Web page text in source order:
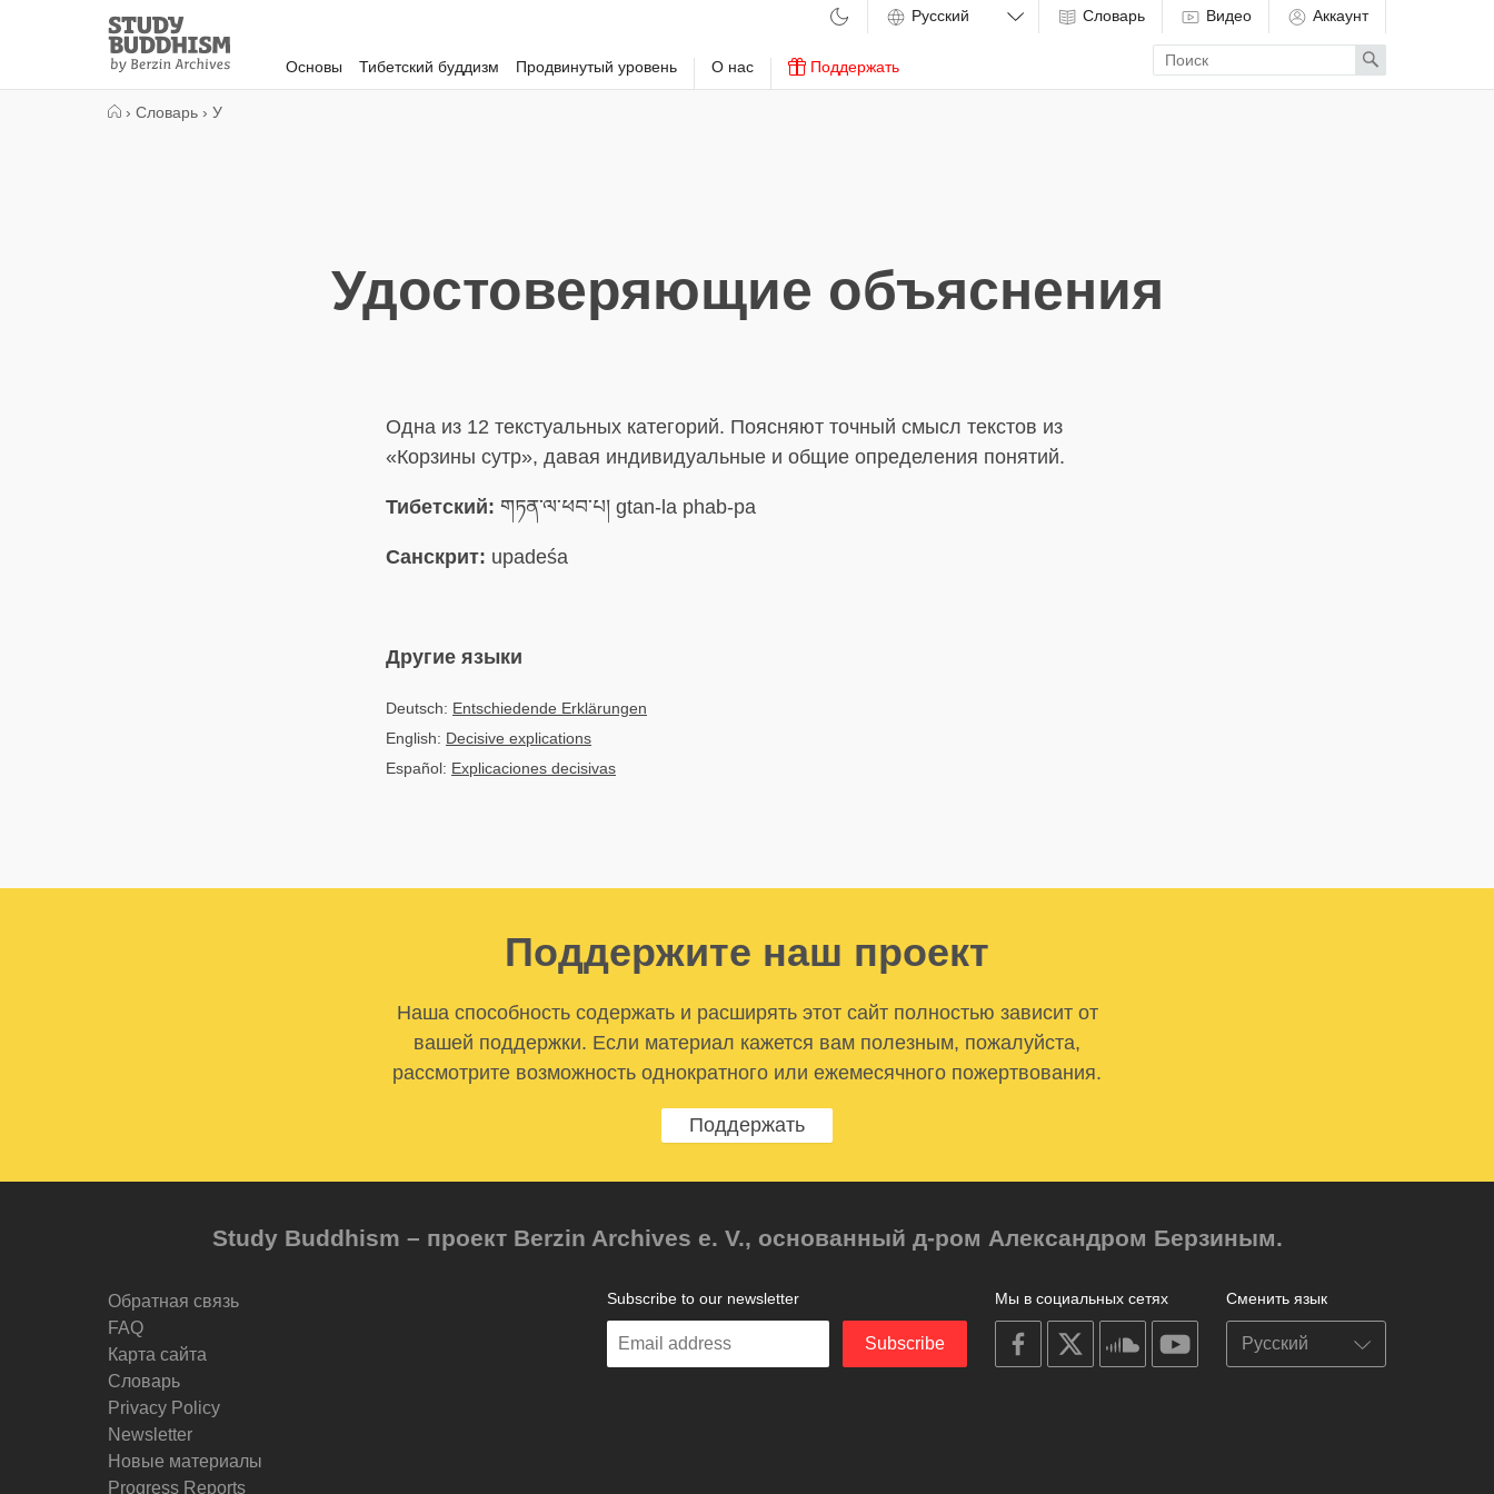
Study
Buddhism
Home
Основы Тибетский буддизм Продвинутый уровень О нас Поддержать
Словарь Видео Аккаунт
Enter
search
term
Search
› Словарь › У
Удостоверяющие объяснения
Одна из 12 текстуальных категорий. Поясняют точный смысл текстов из
«Корзины сутр», давая индивидуальные и общие определения понятий.
Тибетский: གཏན་ལ་ཕབ་པ། gtan-la phab-pa
Санскрит: upadeśa
Другие языки
Deutsch: Entschiedende Erklärungen
English: Decisive explications
Español: Explicaciones decisivas
Поддержите наш проект
Наша способность содержать и расширять этот сайт полностью зависит от
вашей поддержки. Если материал кажется вам полезным, пожалуйста,
рассмотрите возможность однократного или ежемесячного пожертвования.
Поддержать
Study Buddhism – проект Berzin Archives e. V., основанный д-ром Александром Берзиным.
Обратная связь
FAQ
Карта сайта
Словарь
Privacy Policy
Newsletter
Новые материалы
Progress Reports
Сменить язык
Мы в социальных сетях
on
facebook
on
on
soundcloudyoutube
Subscribe to our newsletter
Enter
Subscribe